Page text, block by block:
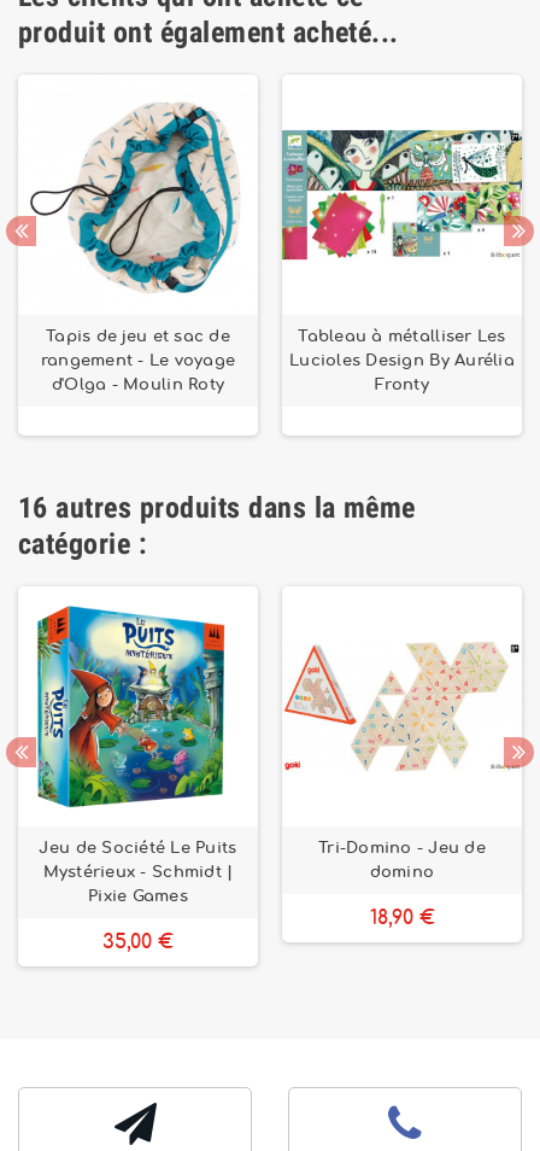
produit ont également acheté...
Tapis de jeu et sac de
rangement - Le voyage
d'Olga - Moulin Roty
Tableau à métalliser Les
Lucioles Design By Aurélia
Fronty
16 autres produits dans la même
catégorie :
Jeu de Société Le Puits
Mystérieux - Schmidt |
Pixie Games
35,00 €
Tri-Domino - Jeu de
domino
18,90 €